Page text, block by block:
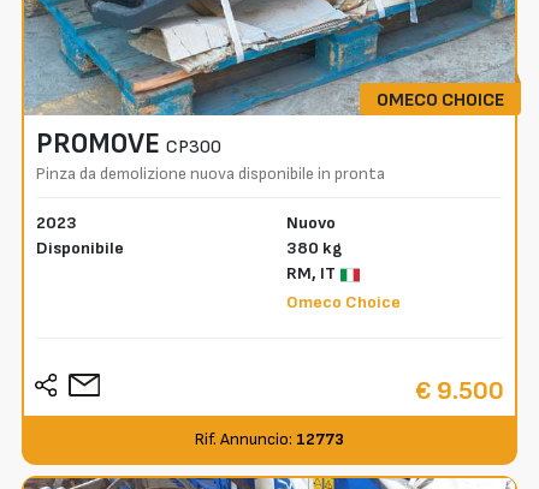
OMECO CHOICE
PROMOVE CP300
Pinza da demolizione nuova disponibile in pronta
2023
Disponibile
Nuovo
380 kg
RM, IT
Omeco Choice
€ 9.500
Rif. Annuncio: 12773